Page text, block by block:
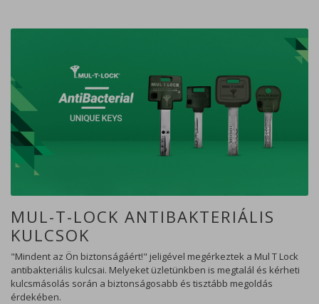
MUL-T-LOCK ANTIBAKTERIÁLIS
KULCSOK
"Mindent az Ön biztonságáért!" jeligével megérkeztek a Mul T Lock
antibakteriális kulcsai. Melyeket üzletünkben is megtalál és kérheti
kulcsmásolás során a biztonságosabb és tisztább megoldás
érdekében.